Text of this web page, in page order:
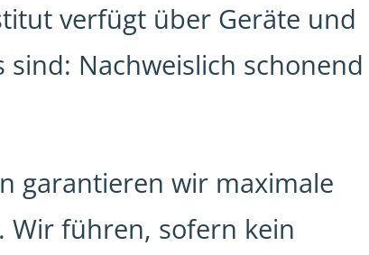
verfügt über Geräte und
Nachweislich schonend
garantieren wir maximale
Wir führen, sofern kein